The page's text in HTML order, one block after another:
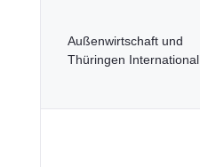
Außenwirtschaft und
Thüringen International